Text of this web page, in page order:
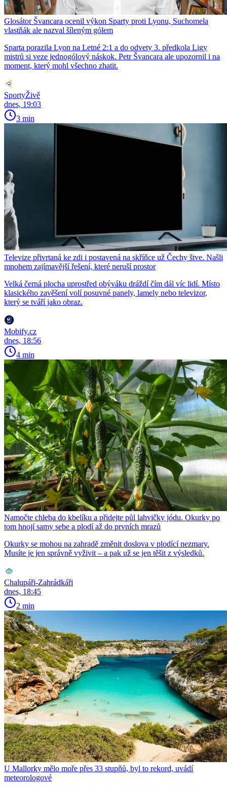
Glosátor Švancara ocenil výkon Sparty proti Lyonu, Suchomela
vlastňák ale nazval šíleným gólem
Sparta porazila Lyon na Letné 2:1 a do odvety 3. předkola Ligy
mistrů si veze jednogólový náskok. Petr Švancara ale upozornil i na
moment, který mohl všechno zhatit.
SportyŽivě
dnes, 19:03
3 min
Televize přivrtaná ke zdi i postavená na skříňce už Čechy štve. Našli
mnohem zajímavější řešení, které neruší prostor
Velká černá plocha uprostřed obýváku dráždí čím dál víc lidí. Místo
klasického zavěšení volí posuvné panely, lamely nebo televizor,
který se tváří jako obraz.
Mobify.cz
dnes, 18:56
4 min
Namočte chleba do kbelíku a přidejte půl lahvičky jódu. Okurky po
tom hnojí samy sebe a plodí až do prvních mrazů
Okurky se mohou na zahradě změnit doslova v plodící nezmary.
Musíte je jen správně vyživit – a pak už se jen těšit z výsledků.
Chalupáři-Zahrádkáři
dnes, 18:45
2 min
U Mallorky mělo moře přes 33 stupňů, byl to rekord, uvádí
meteorologové